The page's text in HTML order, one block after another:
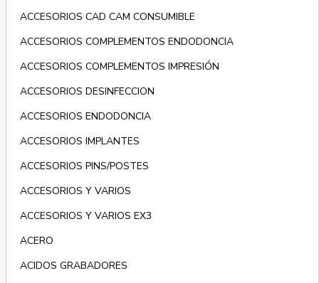
ACCESORIOS CAD CAM CONSUMIBLE
ACCESORIOS COMPLEMENTOS ENDODONCIA
ACCESORIOS COMPLEMENTOS IMPRESIÓN
ACCESORIOS DESINFECCION
ACCESORIOS ENDODONCIA
ACCESORIOS IMPLANTES
ACCESORIOS PINS/POSTES
ACCESORIOS Y VARIOS
ACCESORIOS Y VARIOS EX3
ACERO
ACIDOS GRABADORES